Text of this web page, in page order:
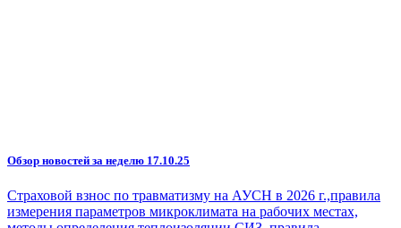
Обзор новостей за неделю 17.10.25
Страховой взнос по травматизму на АУСН в 2026 г.,правила
измерения параметров микроклимата на рабочих местах,